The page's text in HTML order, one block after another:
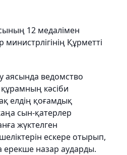
12 медалімен
министрлігінің Құрметті
аясында ведомство
кәсіби
елдің қоғамдық
сын-қатерлер
жүктелген
ескере отырып,
назар аударды.